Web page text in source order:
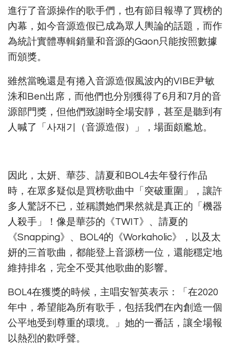
進行了音源操作的歌手們，也有節目報導了買榜的
內幕，如今音源造假已成為眾人輿論的話題，而作
為統計實體專輯銷量和音源的Gaon只能按照數據
而頒獎。
雖然當晚還是有捲入音源造假風波內的VIBE尹敏
洙和Ben出席，而他們也分別獲得了6月和7月的音
源部門獎，但他們致謝時全場安靜，甚至是聽到有
人喊了「사재기（音源造假）」，場面頗尷尬。
因此，太妍、華莎、請夏和BOL4去年發行作品
時，在眾多疑似是買榜歌曲中「突破重圍」，讓許
多人驚訝不已，並稱讚她們果然就是真正的「機器
人殺手」！像是華莎的《TWIT》、請夏的
《Snapping》、BOL4的《Workaholic》，以及太
妍的三首歌曲，都能登上音源榜一位，還能穩定地
維持排名，完全不受其他歌曲的影響。
BOL4在獲獎的時候，主唱安智英表示：「在2020
年中，希望能為所有歌手，包括我們在內創造一個
公平地受到尊重的環境。」她的一番話，讓全場報
以熱烈的歡呼聲。